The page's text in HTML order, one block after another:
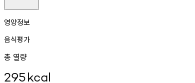
영양정보
음식평가
총 열량
295kcal